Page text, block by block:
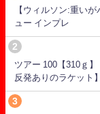
【ウィルソン:重い
ュー インプレ
ツアー 100【310ｇ
反発ありのラケット】